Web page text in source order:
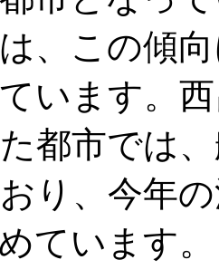
、この傾
います。
都市では
り、今年
ています。